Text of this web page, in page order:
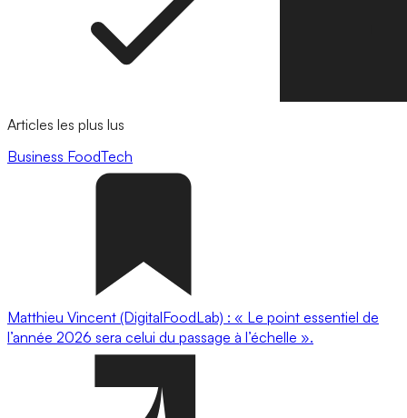
Articles les plus lus
Business FoodTech
Matthieu Vincent (DigitalFoodLab) : « Le point essentiel de
l’année 2026 sera celui du passage à l’échelle ».